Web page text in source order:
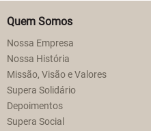
Quem Somos
Nossa Empresa
Nossa História
Missão, Visão e Valores
Supera Solidário
Depoimentos
Supera Social